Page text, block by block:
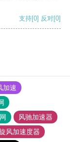
支持[0] 反对[0]
加速
风驰加速器
风加速度器